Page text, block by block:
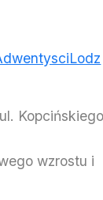
wzrostu i